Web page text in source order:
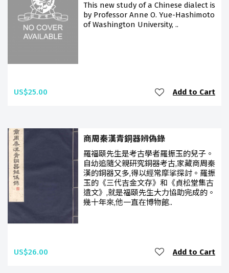
This new study of a Chinese dialect is
by Professor Anne O. Yue-Hashimoto
of Washington University, ..
US$25.00 Add to Cart
商周秦漢青銅器辨偽錄
羅福頤先生是考古學者羅振玉的兒子。
自幼追隨父親研究銅器考古,家藏商周秦
漢的銅器又多,得以經常摩挲探討。羅振
玉的《三代吉金文存》和《貞松堂集古
遺文》,就是福頤先生大力協助完成的。
幾十年來,他一直在博物館..
US$26.00 Add to Cart